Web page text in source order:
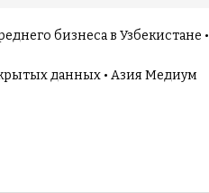
бизнеса в Узбекистане •
данных • Азия Медиум